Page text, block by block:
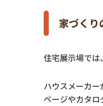
家づくり
住宅展示場では
ハウスメーカ
ページやカタロ